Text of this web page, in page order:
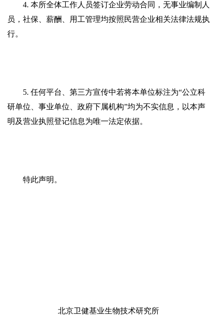
4. 本所全体工作人员签订企业劳动合同，无事业编制人
员，社保、薪酬、用工管理均按照民营企业相关法律法规执
行。
5. 任何平台、第三方宣传中若将本单位标注为“公立科
研单位、事业单位、政府下属机构”均为不实信息，以本声
明及营业执照登记信息为唯一法定依据。
特此声明。
北京卫健基业生物技术研究所